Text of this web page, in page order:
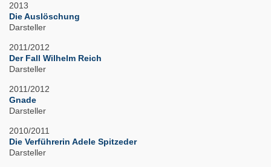
2013
Die Auslöschung
Darsteller
2011/2012
Der Fall Wilhelm Reich
Darsteller
2011/2012
Gnade
Darsteller
2010/2011
Die Verführerin Adele Spitzeder
Darsteller